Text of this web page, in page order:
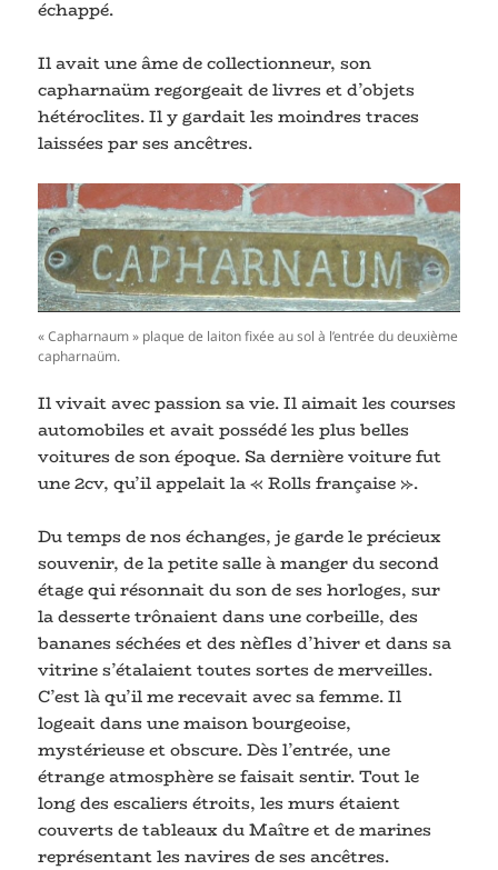
échappé.
Il avait une âme de collectionneur, son
capharnaüm regorgeait de livres et d’objets
hétéroclites. Il y gardait les moindres traces
laissées par ses ancêtres.
« Capharnaum » plaque de laiton fixée au sol à l’entrée du deuxième
capharnaüm.
Il vivait avec passion sa vie. Il aimait les courses
automobiles et avait possédé les plus belles
voitures de son époque. Sa dernière voiture fut
une 2cv, qu’il appelait la « Rolls française ».
Du temps de nos échanges, je garde le précieux
souvenir, de la petite salle à manger du second
étage qui résonnait du son de ses horloges, sur
la desserte trônaient dans une corbeille, des
bananes séchées et des nèfles d’hiver et dans sa
vitrine s’étalaient toutes sortes de merveilles.
C’est là qu’il me recevait avec sa femme. Il
logeait dans une maison bourgeoise,
mystérieuse et obscure. Dès l’entrée, une
étrange atmosphère se faisait sentir. Tout le
long des escaliers étroits, les murs étaient
couverts de tableaux du Maître et de marines
représentant les navires de ses ancêtres.